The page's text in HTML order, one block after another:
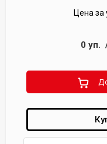
Цена за
0 уп.